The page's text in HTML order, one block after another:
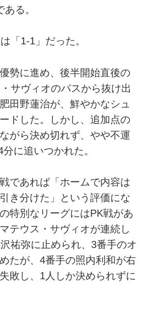
る。
「1-1」だった。
勢に進め、後半開始直後の
サヴィオのパスから抜け出
田野蓮治が、鮮やかなシュ
ドした。しかし、追加点の
がら決め切れず、やや不運
に追いつかれた。
であれば「ホームで内容は
き分けた」という評価にな
特別なリーグにはPK戦があ
テウス・サヴィオが連続し
祐弥に止められ、3番手のオ
たが、4番手の照内利和が右
敗し、1人しか決められずに